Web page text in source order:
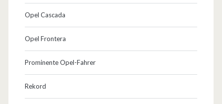
Opel Cascada
Opel Frontera
Prominente Opel-Fahrer
Rekord